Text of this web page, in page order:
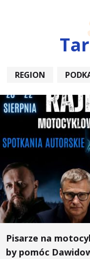
REGION
Pisarze na
by pomóc